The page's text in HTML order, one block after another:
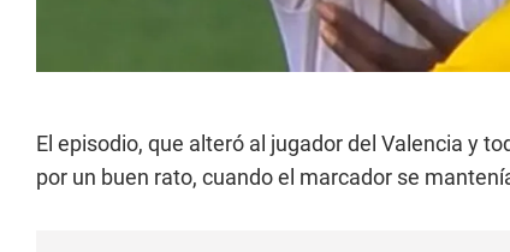
El episodio, que alteró al jugador del Valencia y
por un buen rato, cuando el marcador se